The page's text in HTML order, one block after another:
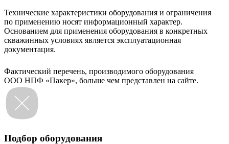
Технические характеристики оборудования и ограничения
по применению носят информационный характер.
Основанием для применения оборудования в конкретных
скважинных условиях является эксплуатационная
документация.
Фактический перечень, производимого оборудования
ООО НПФ «Пакер», больше чем представлен на сайте.
Подбор оборудования